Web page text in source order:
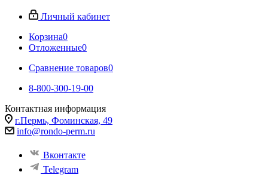
Личный кабинет
Корзина0
Отложенные0
Сравнение товаров0
8-800-300-19-00
Контактная информация
г.Пермь, Фоминская, 49
info@rondo-perm.ru
Вконтакте
Telegram